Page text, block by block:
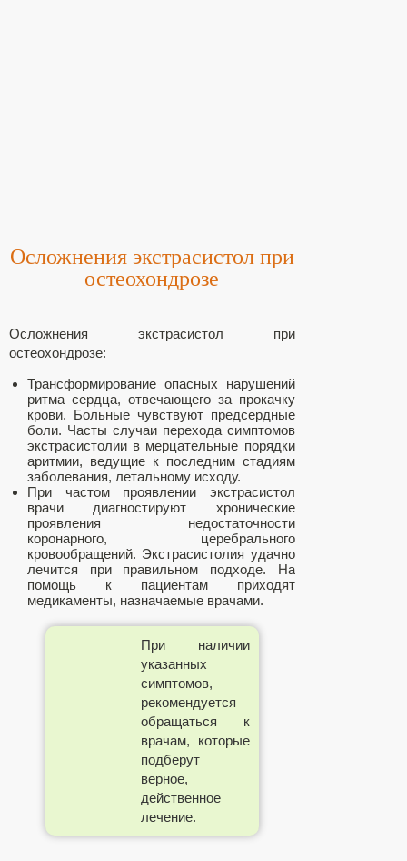
Осложнения экстрасистол при
остеохондрозе
Осложнения экстрасистол при
остеохондрозе:
Трансформирование опасных нарушений
ритма сердца, отвечающего за прокачку
крови. Больные чувствуют предсердные
боли. Часты случаи перехода симптомов
экстрасистолии в мерцательные порядки
аритмии, ведущие к последним стадиям
заболевания, летальному исходу.
При частом проявлении экстрасистол
врачи диагностируют хронические
проявления недостаточности
коронарного, церебрального
кровообращений. Экстрасистолия удачно
лечится при правильном подходе. На
помощь к пациентам приходят
медикаменты, назначаемые врачами.
При наличии
указанных
симптомов,
рекомендуется
обращаться к
врачам, которые
подберут
верное,
действенное
лечение.